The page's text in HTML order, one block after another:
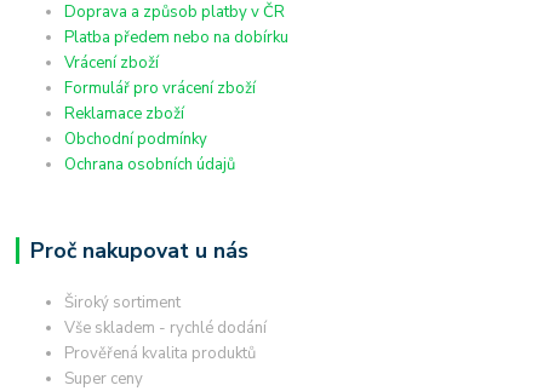
Doprava a způsob platby v ČR
Platba předem nebo na dobírku
Vrácení zboží
Formulář pro vrácení zboží
Reklamace zboží
Obchodní podmínky
Ochrana osobních údajů
Proč nakupovat u nás
Široký sortiment
Vše skladem - rychlé dodání
Prověřená kvalita produktů
Super ceny